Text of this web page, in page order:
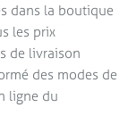
dans la boutique
les prix
de livraison
des modes de
ligne du